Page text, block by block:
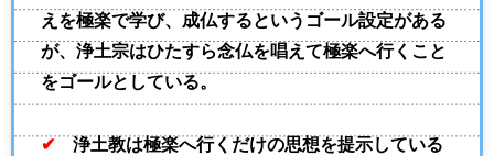
えを極楽で学び、成仏するというゴール設定がある
が、浄土宗はひたすら念仏を唱えて極楽へ行くこと
をゴールとしている。
✔ 浄土教は極楽へ行くだけの思想を提示している